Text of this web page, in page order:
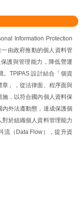
Information Protection
由政府推動的個人資料管
護與管理能力，降低營運
。TPIPAS 設計結合「個資
」，從法律面、程序面與
，以符合國內個人資料保
外法遵動態，達成保護個
於組織個人資料管理能力
流（Data Flow），提升資